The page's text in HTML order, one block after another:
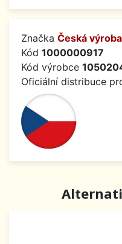
Značka Česká výroba
Kód 1000000917
Kód výrobce
Oficiální distribuce